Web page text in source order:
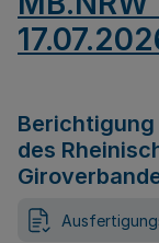
des